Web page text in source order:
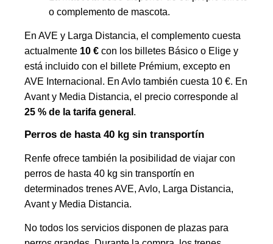
o complemento de mascota.
En AVE y Larga Distancia, el complemento cuesta
actualmente 10 € con los billetes Básico o Elige y
está incluido con el billete Prémium, excepto en
AVE Internacional. En Avlo también cuesta 10 €. En
Avant y Media Distancia, el precio corresponde al
25 % de la tarifa general .
Perros de hasta 40 kg sin transportín
Renfe ofrece también la posibilidad de viajar con
perros de hasta 40 kg sin transportín en
determinados trenes AVE, Avlo, Larga Distancia,
Avant y Media Distancia.
No todos los servicios disponen de plazas para